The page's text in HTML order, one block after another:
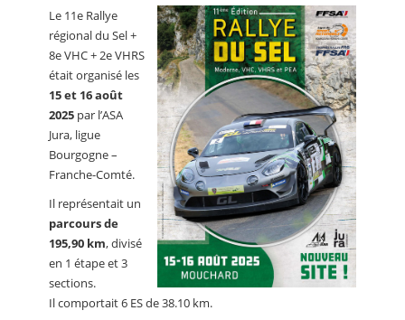
Le 11e Rallye
régional du Sel +
8e VHC + 2e VHRS
était organisé les
15 et 16 août
2025 par l’ASA
Jura, ligue
Bourgogne –
Franche-Comté.
Il représentait un
parcours de
195,90 km, divisé
en 1 étape et 3
sections.
Il comportait 6 ES de 38.10 km.